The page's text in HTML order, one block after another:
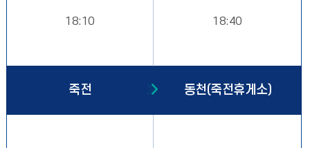
18:10 18:40
죽전 동천(죽전휴게소)